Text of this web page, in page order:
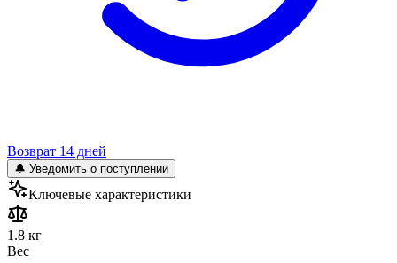
Возврат 14 дней
🔔 Уведомить о поступлении
Ключевые характеристики
1.8 кг
Вес